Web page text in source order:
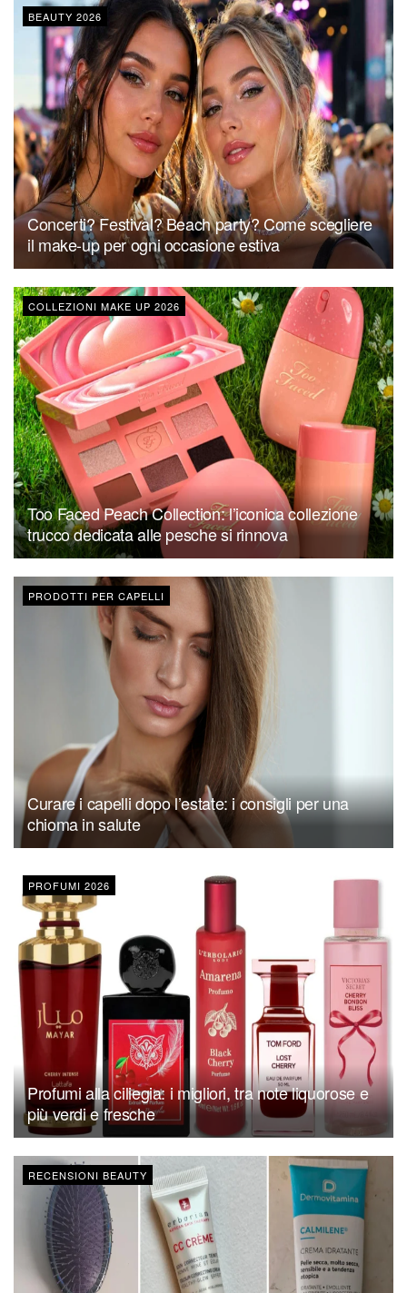
BEAUTY 2026
Concerti? Festival? Beach party? Come scegliere
il make-up per ogni occasione estiva
COLLEZIONI MAKE UP 2026
Too Faced Peach Collection: l’iconica collezione
trucco dedicata alle pesche si rinnova
PRODOTTI PER CAPELLI
Curare i capelli dopo l’estate: i consigli per una
chioma in salute
PROFUMI 2026
Profumi alla ciliegia: i migliori, tra note liquorose e
più verdi e fresche
RECENSIONI BEAUTY